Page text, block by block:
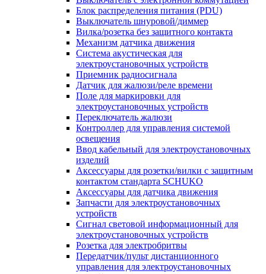
Блок распределения питания (PDU)
Выключатель шнуровой/диммер
Вилка/розетка без защитного контакта
Механизм датчика движения
Система акустическая для
электроустановочных устройств
Приемник радиосигнала
Датчик для жалюзи/реле времени
Поле для маркировки для
электроустановочных устройств
Переключатель жалюзи
Контроллер для управления системой
освещения
Ввод кабельный для электроустановочных
изделий
Аксессуары для розетки/вилки с защитным
контактом стандарта SCHUKO
Аксессуары для датчика движения
Запчасти для электроустановочных
устройств
Сигнал световой информационный для
электроустановочных устройств
Розетка для электробритвы
Передатчик/пульт дистанционного
управления для электроустановочных